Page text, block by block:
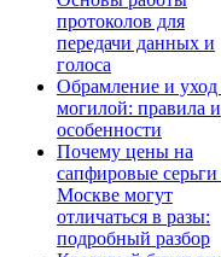
протоколов для
передачи данных и
голоса
Обрамление и уход
могилой: правила и
особенности
Почему цены на
сапфировые серьги
Москве могут
отличаться в разы:
подробный разбор